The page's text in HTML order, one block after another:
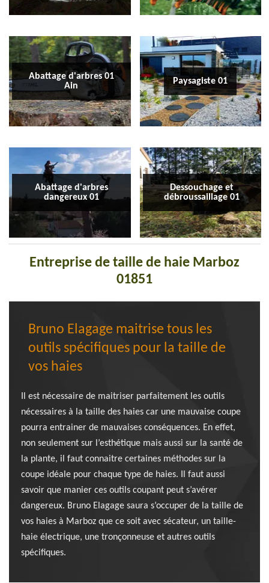
Abattage d'arbres 01
Ain
Paysagiste 01
Abattage d'arbres
dangereux 01
Dessouchage et
débroussaillage 01
Entreprise de taille de haie Marboz
01851
Bruno Elagage maitrise tous les
outils spécifiques pour la taille de
vos haies
Il est nécessaire de maitriser parfaitement les outils
nécessaires à la taille des haies car une mauvaise coupe
pourra entrainer de mauvaises conséquences. En effet,
non seulement sur l’esthétique mais aussi sur la santé de
la plante, il faut connaitre certaines méthodes sur la
coupe idéale pour chaque type de haies. Il faut aussi
savoir que manier ces outils coupant peut s’avérer
dangereux. Bruno Elagage saura s’occuper de la taille de
vos haies à Marboz que ce soit avec sécateur, un taille-
haie électrique, une tronçonneuse et autres outils
spécifiques.